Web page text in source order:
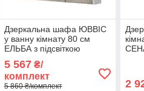
Дзеркальна шафа ЮВВІС
у ванну кімнату 80 см
ЕЛЬБА з підсвіткою
5 567₴/
комплект
5 860 ₴/комплект 2